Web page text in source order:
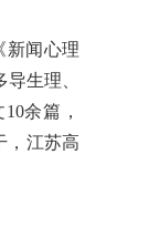
新闻心理
生理、
余篇，
，江苏高